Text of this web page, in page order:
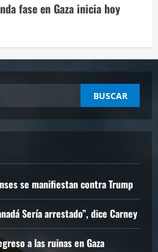
fase en Gaza inicia hoy
se manifiestan contra Trump
Sería arrestado”, dice Carney
a las ruinas en Gaza